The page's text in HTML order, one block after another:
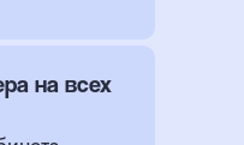
на всех